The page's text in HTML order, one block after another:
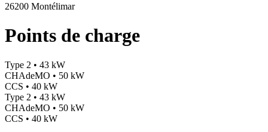
26200 Montélimar
Points de charge
Type 2 • 43 kW
CHAdeMO • 50 kW
CCS • 40 kW
Type 2 • 43 kW
CHAdeMO • 50 kW
CCS • 40 kW